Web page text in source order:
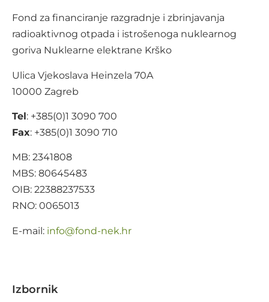
Fond za financiranje razgradnje i zbrinjavanja
radioaktivnog otpada i istrošenoga nuklearnog
goriva Nuklearne elektrane Krško
Ulica Vjekoslava Heinzela 70A
10000 Zagreb
Tel: +385(0)1 3090 700
Fax: +385(0)1 3090 710
MB: 2341808
MBS: 80645483
OIB: 22388237533
RNO: 0065013
E-mail: rh.ken-dnof
@ofni
Izbornik